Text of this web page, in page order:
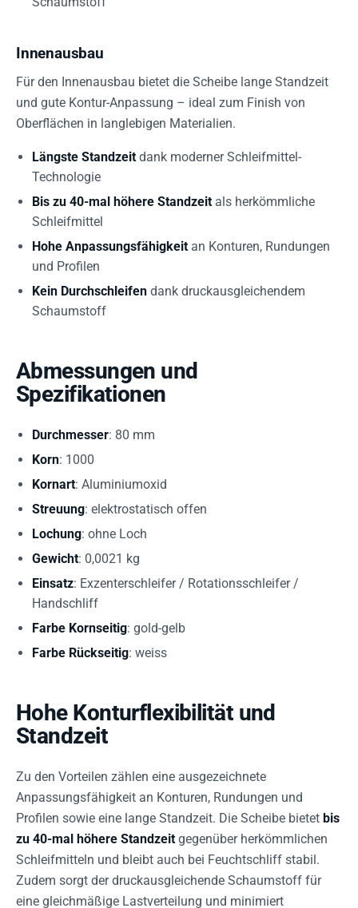
Innenausbau
Für den Innenausbau bietet die Scheibe lange Standzeit
und gute Kontur-Anpassung – ideal zum Finish von
Oberflächen in langlebigen Materialien.
Längste Standzeit dank moderner Schleifmittel-
Technologie
Bis zu 40-mal höhere Standzeit als herkömmliche
Schleifmittel
Hohe Anpassungsfähigkeit an Konturen, Rundungen
und Profilen
Kein Durchschleifen dank druckausgleichendem
Schaumstoff
Abmessungen und
Spezifikationen
Durchmesser: 80 mm
Korn: 1000
Kornart: Aluminiumoxid
Streuung: elektrostatisch offen
Lochung: ohne Loch
Gewicht: 0,0021 kg
Einsatz: Exzenterschleifer / Rotationsschleifer /
Handschliff
Farbe Kornseitig: gold-gelb
Farbe Rückseitig: weiss
Hohe Konturflexibilität und
Standzeit
Zu den Vorteilen zählen eine ausgezeichnete
Anpassungsfähigkeit an Konturen, Rundungen und
Profilen sowie eine lange Standzeit. Die Scheibe bietet bis
zu 40-mal höhere Standzeit gegenüber herkömmlichen
Schleifmitteln und bleibt auch bei Feuchtschliff stabil.
Zudem sorgt der druckausgleichende Schaumstoff für
eine gleichmäßige Lastverteilung und minimiert